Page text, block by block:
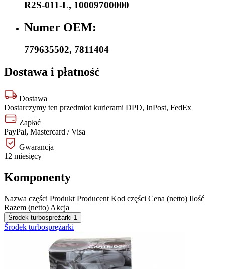
R2S-011-L, 10009700000
Numer OEM:
779635502, 7811404
Dostawa i płatność
Dostawa
Dostarczymy ten przedmiot kurierami DPD, InPost, FedEx
Zapłać
PayPal, Mastercard / Visa
Gwarancja
12 miesięcy
Komponenty
Nazwa części Produkt Producent Kod części Cena (netto) Ilość
Razem (netto) Akcja
Środek turbosprężarki 1
Środek turbosprężarki